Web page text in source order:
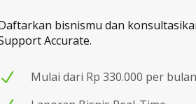
bisnismu dan
Accurate.
N Mulai dari Rp 330.000 per bulan